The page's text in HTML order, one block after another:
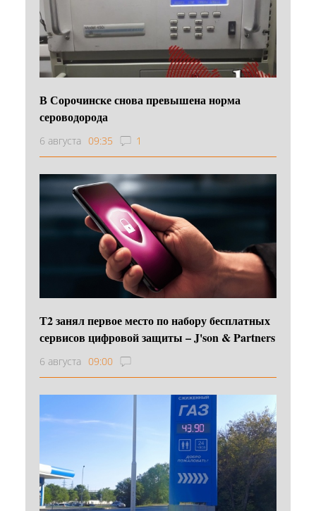
В Сорочинске снова превышена норма
сероводорода
6 августа 09:35 1
Т2 занял первое место по набору бесплатных
сервисов цифровой защиты – J'son & Partners
6 августа 09:00